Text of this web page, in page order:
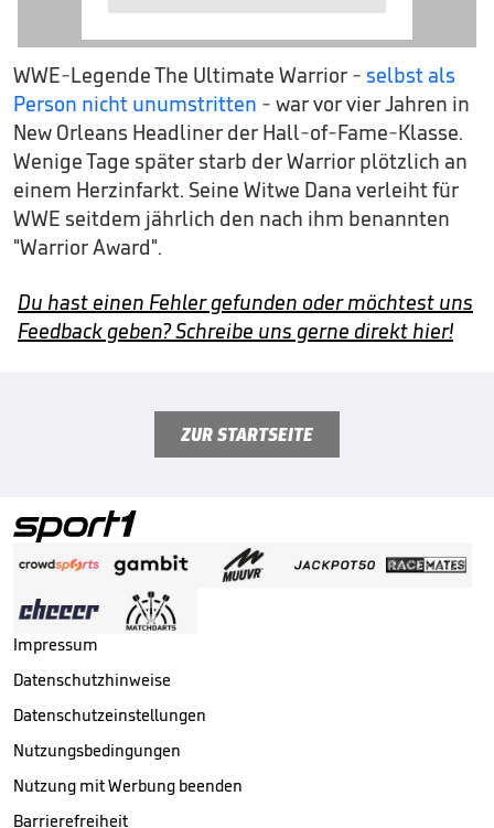
WWE-Legende The Ultimate Warrior - selbst als
Person nicht unumstritten - war vor vier Jahren in
New Orleans Headliner der Hall-of-Fame-Klasse.
Wenige Tage später starb der Warrior plötzlich an
einem Herzinfarkt. Seine Witwe Dana verleiht für
WWE seitdem jährlich den nach ihm benannten
"Warrior Award".
Du hast einen Fehler gefunden oder möchtest uns
Feedback geben? Schreibe uns gerne direkt hier!
ZUR STARTSEITE
Impressum
Datenschutzhinweise
Datenschutzeinstellungen
Nutzungsbedingungen
Nutzung mit Werbung beenden
Barrierefreiheit